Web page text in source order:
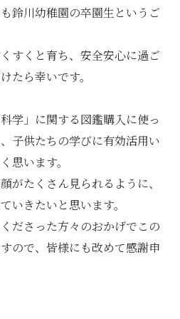
鈴川幼稚園の卒園生というご
すくと育ち、安全安心に過ご
たら幸いです。
学」に関する図鑑購入に使っ
子供たちの学びに有効活用い
思います。
がたくさん見られるように、
いきたいと思います。
ださった方々のおかげでこの
ので、皆様にも改めて感謝申